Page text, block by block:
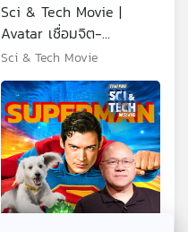
Sci & Tech Movie |
Avatar เชื่อมจิต-
วิวัฒนาการ ดาว Pandora
อาจมีอยู่จริง ?
Sci & Tech Movie